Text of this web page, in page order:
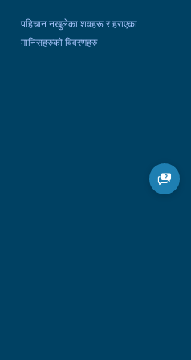
पहिचान नखुलेका शवहरू र हराएका
मानिसहरुको विवरणहरु